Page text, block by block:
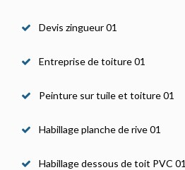
Devis zingueur 01
Entreprise de toiture 01
Peinture sur tuile et toiture 01
Habillage planche de rive 01
Habillage dessous de toit PVC 01